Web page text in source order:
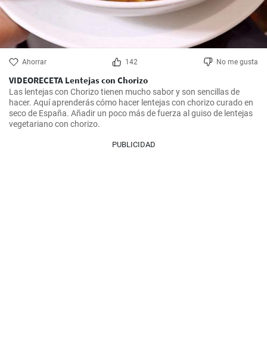
Ahorrar 142 No me gusta
VIDEORECETA Lentejas con Chorizo
Las lentejas con Chorizo tienen mucho sabor y son sencillas de
hacer. Aquí aprenderás cómo hacer lentejas con chorizo curado en
seco de España. Añadir un poco más de fuerza al guiso de lentejas
vegetariano con chorizo.
PUBLICIDAD